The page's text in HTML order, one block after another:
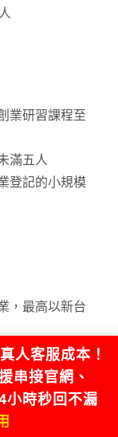
業研習課程至
滿五人
登記的小規模
，最高以新台
定得免辦理登
以50萬元為限
第3年起按郵儲
）浮動計息
人客服成本！
串接官網、
小時秒回不漏